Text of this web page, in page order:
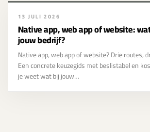
13 JULI 2026
Native app, web app of website:
jouw bedrijf?
Native app, web app of website? Drie routes,
Een concrete keuzegids met beslistabel en
je weet wat bij jouw…